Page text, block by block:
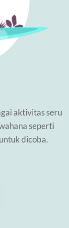
aktivitas seru
seperti
dicoba.